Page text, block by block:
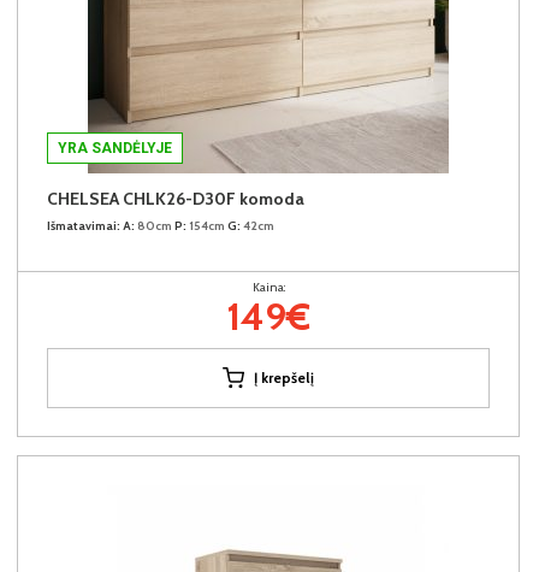
YRA SANDĖLYJE
CHELSEA CHLK26-D30F komoda
Išmatavimai: A: 80cm P: 154cm G: 42cm
Kaina:
149€
Į krepšelį